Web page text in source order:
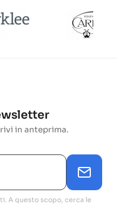
in anteprima.
A questo scopo, cerca le